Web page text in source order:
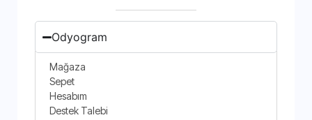
Odyogram
Mağaza
Sepet
Hesabım
Destek Talebi